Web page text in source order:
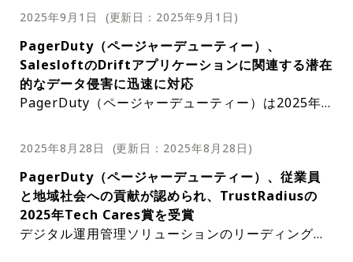
されている。同社のイノベーションと顧客中心
主義への取り組みは、顧客からの肯定的なフィ
ードバックに表れている。TUIのテクノロジー
責任者であるYasin Quareshy氏は、PagerDu
ty Operations Cloudを高く評価し、これが同
社のビジネス成長と顧客への高品質なサービス
yのテクノロジー業界におけるリーダーシップ
は、G2 Leader Enterprise 2025、G2 Easies
t to Use Enterprise 2025、G2 Top 50 Prod
ucts 2025での認定によってさらに実証されて
いる。Pag​​erDutyは最新の製品リリースによ
さらに向上させる。本ウェビナーは、運用革新にお
ただくことを目的としており、先進企業の事例を交
えながら、人間とAIの協働モデルを探求する。さら
に、デジタル時代における運用成熟度向上のための
AIの実践的な適用についても深く掘り下げる。さら
活用方法についても議論する。さらに、AIによって
紹介する。このウェビナーは、システム運用の自動
化と効率化を検討しているエンジニア、SREチーム
のリーダーや運用担当者、AI活用による運用改善に
関心のある方、そしてインシデント対応の質の向上
な収益成長を支える上で極めて重要な役割を果たす
あるJennifer Tejada氏は、McNabb氏の戦略的な
営業リーダーシップ、チャネル開発の専門知識、そ
して世界クラスのエンタープライズ組織の構築にお
ける経験が、PagerDutyの「オペレーション変革」
調した。PagerDuty入社前、McNabb氏はPROS社
務を主導した。また、ScienceLogic社では社長兼最
高売上責任者を務め、2023年上半期に前年比65%と
いう驚異的な成長を達成した。さらに、VMware、
Virtustream、DXC Technology、IBMでも上級管
イルストーンを挙げ、業績への満足感を示した。ま
ション、すなわちエンタープライズ企業やAIネイテ
ィブ企業にとって最適なリアルタイム運用プラット
フォームとしての地位を強調した。新たな最高売上
責任者（CRO）の任命により、同社の事業見通しは
務実績に加え、顧客基盤の拡大も報告した。ARRが
加して868社となった。有料顧客総数は、前年の15,
044社から15,322社に増加した。また、同社はTodd
McNabb氏を最高売上責任者（CRO）に任命したこ
とを発表した。McNabb氏は、グローバル市場開拓
ィー）は、ServiceNow ITSMインテグレーション
の重要なアップデートを発表した。このインテグレ
ーションにより、ウェブフックのBasic認証に代わ
り、OAuth（クライアント認証情報）がサポートさ
れるようになった。この新機能により、ユーザーは
セキュリティーとコンプライアンスのニーズに最適
界の組織にとって大きな前進であり、要件を満た
に代わるOAuthの導入は、デジタル運用管理におけ
るセキュリティー強化のニーズの高まりに応えるも
のだ。サイバー脅威がますます巧妙化する中、組織
はより堅牢で安全な認証方法を求めている。アクセ
2025年9月1日 (更新日： 2025年9月1日 )
PagerDuty（ページャーデューティー）、
SalesloftのDriftアプリケーションに関連する潜在
的なデータ侵害に迅速に対応
PagerDuty（ページャーデューティー）は2025年8
キュリティーインシデントについて通知を受け、サ
イトで情報を公開した。Salesloftは8月23日、この
侵害の結果、攻撃者がSalesloft DriftからPagerDu
tyの認証情報を取得し、PagerDutyのSalesforceデ
ータにアクセスした可能性があると発表。Salesloft
は8月27日、サードパーティーアプリケーションへ
2025年8月28日 (更新日： 2025年8月28日 )
PagerDuty（ページャーデューティー）、従業員
と地域社会への貢献が認められ、TrustRadiusの
2025年Tech Cares賞を受賞
デジタル運用管理ソリューションのリーディングプ